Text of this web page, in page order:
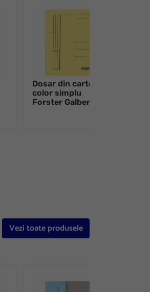
Dosar din carton
color simplu
Forster Galben
Vezi toate produsele